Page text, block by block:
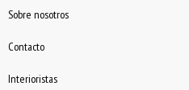
Sobre nosotros
Contacto
Interioristas